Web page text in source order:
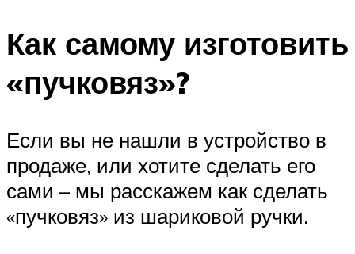
Как самому изготовить
«пучковяз»?
Если вы не нашли в устройство в
продаже, или хотите сделать его
сами – мы расскажем как сделать
«пучковяз» из шариковой ручки.